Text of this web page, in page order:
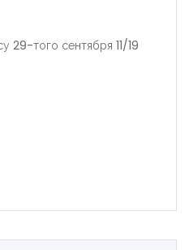
29-того сентября 11/19